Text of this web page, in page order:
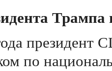
Трампа
по